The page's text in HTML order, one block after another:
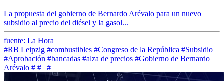
La propuesta del gobierno de Bernardo Arévalo para un nuevo
subsidio al precio del diésel y la gasol...
fuente: La Hora
#RB Leipzig #combustibles #Congreso de la República #Subsidio
#Aprobación #bancadas #alza de precios #Gobierno de Bernardo
Arévalo # # | #